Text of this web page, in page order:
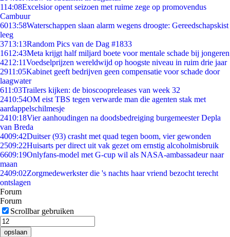
114:08Excelsior opent seizoen met ruime zege op promovendus
Cambuur
6013:58Waterschappen slaan alarm wegens droogte: Gereedschapskist
leeg
3713:13Random Pics van de Dag #1833
1612:43Meta krijgt half miljard boete voor mentale schade bij jongeren
4212:11Voedselprijzen wereldwijd op hoogste niveau in ruim drie jaar
2911:05Kabinet geeft bedrijven geen compensatie voor schade door
laagwater
611:03Trailers kijken: de bioscoopreleases van week 32
2410:54OM eist TBS tegen verwarde man die agenten stak met
aardappelschilmesje
2410:18Vier aanhoudingen na doodsbedreiging burgemeester Depla
van Breda
4009:42Duitser (93) crasht met quad tegen boom, vier gewonden
2509:22Huisarts per direct uit vak gezet om ernstig alcoholmisbruik
6609:19Onlyfans-model met G-cup wil als NASA-ambassadeur naar
maan
2409:02Zorgmedewerkster die 's nachts haar vriend bezocht terecht
ontslagen
Forum
Forum
Scrollbar gebruiken
opslaan